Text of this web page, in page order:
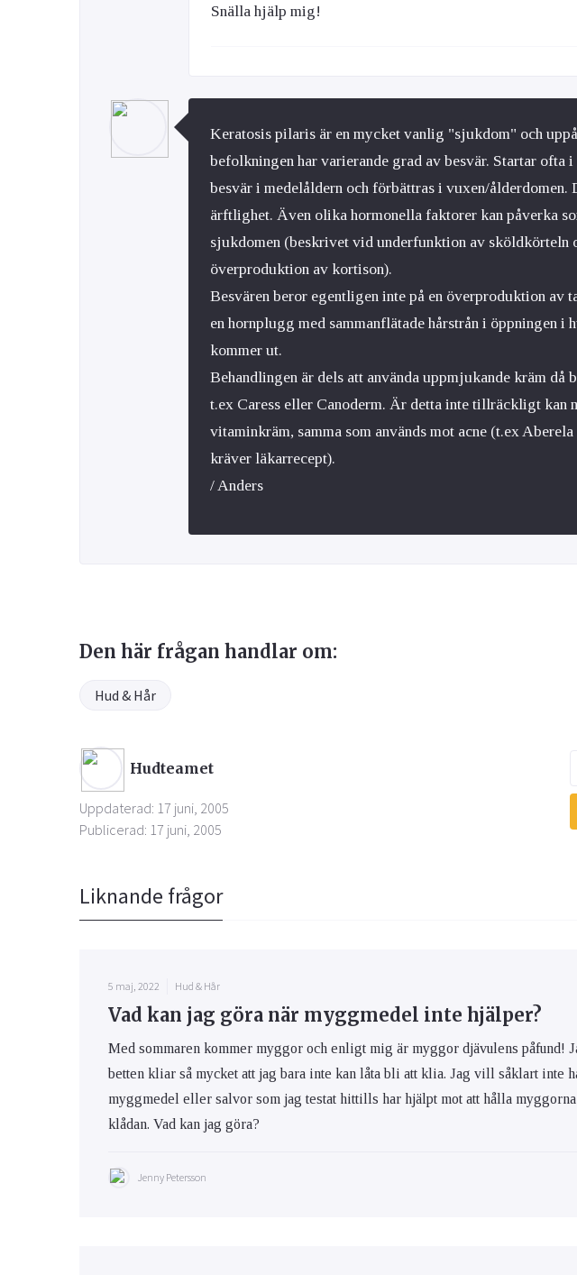
Snälla hjälp mig!
Keratosis pilaris är en mycket vanlig "sjukdom" och
befolkningen har varierande grad av besvär. Startar ofta i
besvär i medelåldern och förbättras i vuxen/ålderdomen.
ärftlighet. Även olika hormonella faktorer kan påverka
sjukdomen (beskrivet vid underfunktion av sköldkörteln
överproduktion av kortison).
Besvären beror egentligen inte på en överproduktion av
en hornplugg med sammanflätade hårstrån i öppningen i
kommer ut.
Behandlingen är dels att använda uppmjukande kräm då
t.ex Caress eller Canoderm. Är detta inte tillräckligt kan
vitaminkräm, samma som används mot acne (t.ex
kräver läkarrecept).
/ Anders
Den här frågan handlar om:
Hud & Hår
Hudteamet
Uppdaterad: 17 juni, 2005
Publicerad: 17 juni, 2005
Liknande frågor
5 maj, 2022 Hud & Hår
Vad kan jag göra när myggmedel inte hjälper?
Med sommaren kommer myggor och enligt mig är myggor djävulens påfund!
betten kliar så mycket att jag bara inte kan låta bli att klia. Jag vill såklart inte
myggmedel eller salvor som jag testat hittills har hjälpt mot att hålla
klådan. Vad kan jag göra?
Jenny Petersson